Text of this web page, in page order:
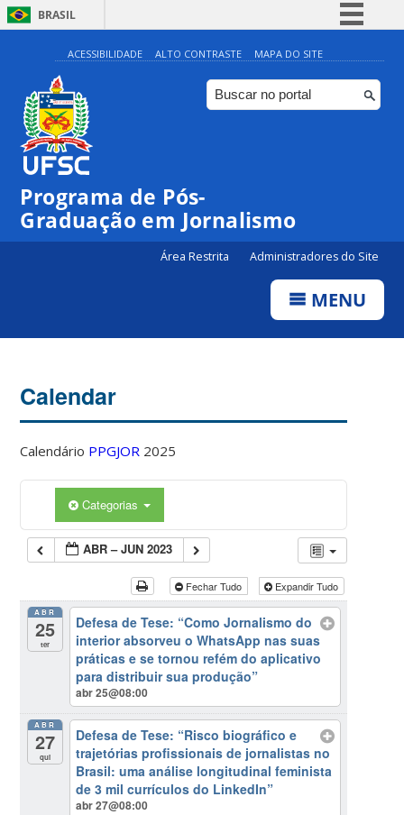
BRASIL
Simplifique!
Comunica BR
Participe
ACESSIBILIDADE ALTO CONTRASTE MAPA DO SITE
Programa de Pós-
Graduação em Jornalismo
Área Restrita Administradores do Site
MENU
Calendar
Calendário PPGJOR 2025
Categorias
ABR – JUN 2023
Fechar Tudo Expandir Tudo
ABR
25
ter
Defesa de Tese: “Como Jornalismo do
interior absorveu o WhatsApp nas suas
práticas e se tornou refém do aplicativo
para distribuir sua produção”
abr 25@08:00
ABR
27
qui
Defesa de Tese: “Risco biográfico e
trajetórias profissionais de jornalistas no
Brasil: uma análise longitudinal feminista
de 3 mil currículos do LinkedIn”
abr 27@08:00